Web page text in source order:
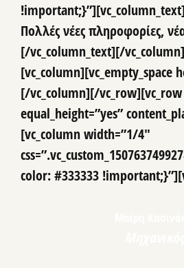
Πολλές νέες πληροφορίες,
[/vc_column_text][/
[vc_column][vc_empty_space
[/vc_column][/vc_row][vc_row
equal_height=”yes”
[vc_column width=”1/4″
color: #333333